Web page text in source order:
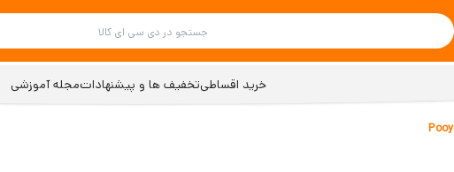
خرید اقساطیتخفیف ها و پیشنهاداتمجله آموزشی